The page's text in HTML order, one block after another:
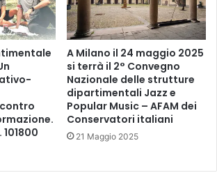
101800
A Milano il 24 maggio 2025
si terrà il 2° Convegno
Nazionale delle strutture
dipartimentali Jazz e
Popular Music – AFAM dei
Conservatori italiani
21 Maggio 2025